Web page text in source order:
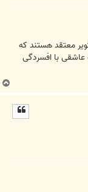
معتقد هستند که
با افسردگی
ب
ا